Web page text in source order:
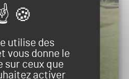
utilise des
vous donne le
sur ceux que
activer